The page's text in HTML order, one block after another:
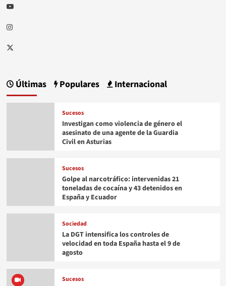
Youtube
Instagram
Twitter
Últimas Populares Internacional
Sucesos
Investigan como violencia de género el
asesinato de una agente de la Guardia
Civil en Asturias
Sucesos
Golpe al narcotráfico: intervenidas 21
toneladas de cocaína y 43 detenidos en
España y Ecuador
Sociedad
La DGT intensifica los controles de
velocidad en toda España hasta el 9 de
agosto
Sucesos